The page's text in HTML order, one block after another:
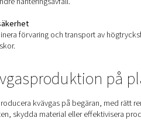
driftskostnader
då till återkommande
strömavbrott
risken för försenade
eller störningar i